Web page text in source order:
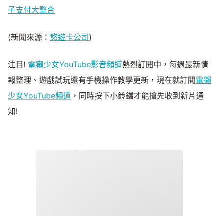
子支付大整合
(新聞來源： 悠遊卡公司 )
注目! 電獺少女YouTube影音頻道熱烈訂閱中，每週最新情
報整理、遊戲試玩還有手機操作教學更新，現在就訂閱電獺
少女YouTube頻道 ，同時按下小鈴鐺才能搶先收到新片通
知!